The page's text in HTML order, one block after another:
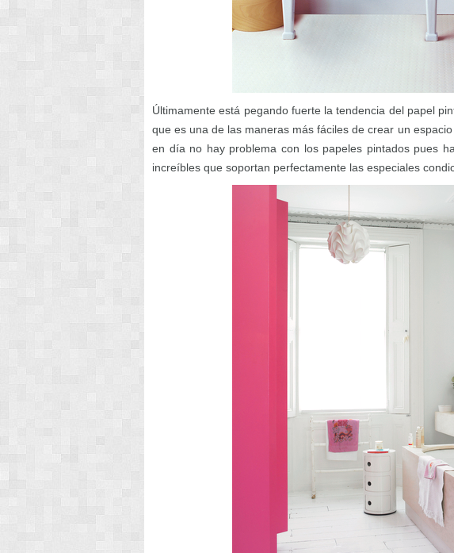
Últimamente está pegando fuerte la tendencia del papel
que es una de las maneras más fáciles de crear un
en día no hay problema con los papeles pintados pues
increíbles que soportan perfectamente las especiales